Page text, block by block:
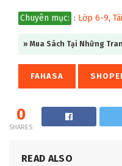
Chuyên mục: : Lớp 6-9,
» Mua Sách Tại Những
FAHASA
0
SHARES
READ ALSO